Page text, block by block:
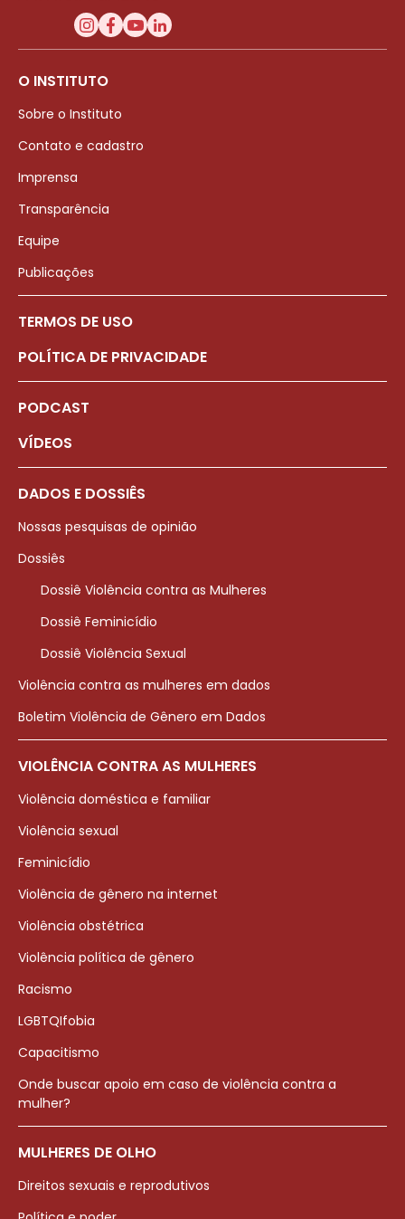
O INSTITUTO
Sobre o Instituto
Contato e cadastro
Imprensa
Transparência
Equipe
Publicações
TERMOS DE USO
POLÍTICA DE PRIVACIDADE
PODCAST
VÍDEOS
DADOS E DOSSIÊS
Nossas pesquisas de opinião
Dossiês
Dossiê Violência contra as Mulheres
Dossiê Feminicídio
Dossiê Violência Sexual
Violência contra as mulheres em dados
Boletim Violência de Gênero em Dados
VIOLÊNCIA CONTRA AS MULHERES
Violência doméstica e familiar
Violência sexual
Feminicídio
Violência de gênero na internet
Violência obstétrica
Violência política de gênero
Racismo
LGBTQIfobia
Capacitismo
Onde buscar apoio em caso de violência contra a
mulher?
MULHERES DE OLHO
Direitos sexuais e reprodutivos